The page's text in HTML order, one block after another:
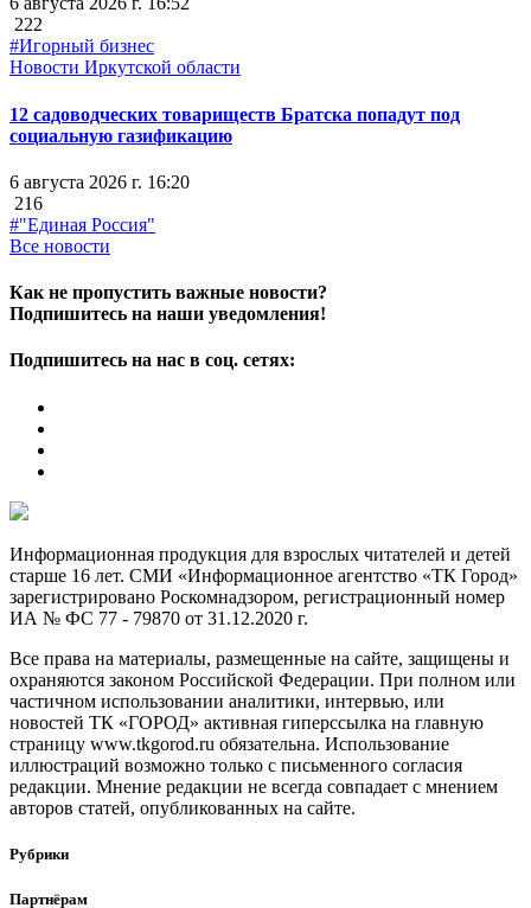
222
#Игорный бизнес
Новости Иркутской области
12 садоводческих товариществ Братска попадут под
социальную газификацию
6 августа 2026 г. 16:20
216
#"Единая Россия"
Все новости
Как не пропустить важные новости?
Подпишитесь на наши уведомления!
Подпишитесь на нас в соц. сетях:
Информационная продукция для взрослых читателей и детей
старше 16 лет. СМИ «Информационное агентство «ТК Город»
зарегистрировано Роскомнадзором, регистрационный номер
ИА № ФС 77 - 79870 от 31.12.2020 г.
Все права на материалы, размещенные на сайте, защищены и
охраняются законом Российской Федерации. При полном или
частичном использовании аналитики, интервью, или
новостей ТК «ГОРОД» активная гиперссылка на главную
страницу www.tkgorod.ru обязательна. Использование
иллюстраций возможно только с письменного согласия
редакции. Мнение редакции не всегда совпадает с мнением
авторов статей, опубликованных на сайте.
Рубрики
Партнёрам